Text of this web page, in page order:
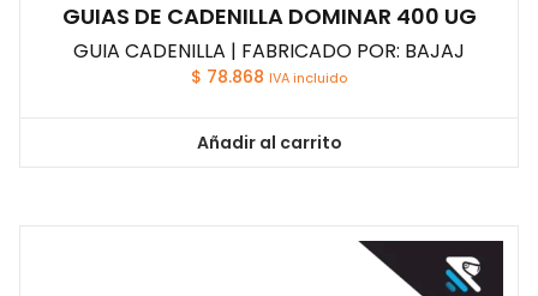
GUIAS DE CADENILLA DOMINAR 400 UG
GUIA CADENILLA | FABRICADO POR: BAJAJ
$ 78.868 IVA incluido
Añadir al carrito